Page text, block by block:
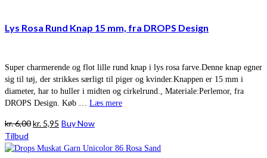
Lys Rosa Rund Knap 15 mm, fra DROPS Design
Super charmerende og flot lille rund knap i lys rosa farve.Denne knap egner
sig til tøj, der strikkes særligt til piger og kvinder.Knappen er 15 mm i
diameter, har to huller i midten og cirkelrund., Materiale:Perlemor, fra
DROPS Design. Køb … Læs mere
kr.6,00Den
pris
kr. 5,95 Den
pris
Buy Now
Tilbud